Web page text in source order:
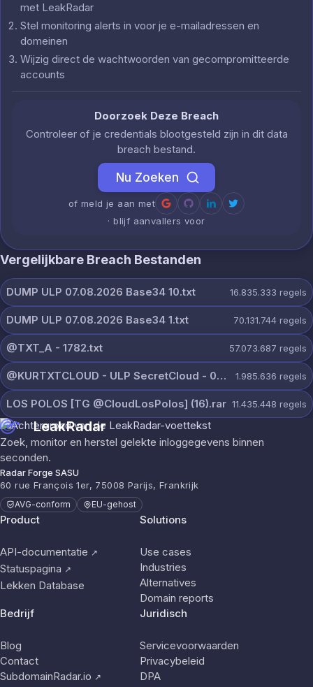
met LeakRadar
Stel monitoring alerts in voor je e-mailadressen en
domeinen
Wijzig direct de wachtwoorden van gecompromitteerde
accounts
Doorzoek Deze Breach
Controleer of je credentials blootgesteld zijn in dit data
breach bestand.
Nu Zoeken
of meld je aan met
· blijf aanvallers voor
Vergelijkbare Breach Bestanden
DUMP ULP 07.08.2026 Base34 10.txt 16.835.333 regels
DUMP ULP 07.08.2026 Base34 1.txt 70.131.744 regels
@TXT_A - 1782.txt 57.073.687 regels
@KURTXTCLOUD - ULP SecretCloud - 07 August 2026.txt 1.985.636 regels
LOS POLOS [TG @CloudLosPolos] (16).rar 11.435.448 regels
LeakRadar
Zoek, monitor en herstel gelekte inloggegevens binnen
seconden.
Radar Forge SASU
60 rue François 1er, 75008 Parijs, Frankrijk
AVG-conform EU-gehost
Product
API-documentatie ↗
Statuspagina ↗
Lekken Database
Solutions
Use cases
Industries
Alternatives
Domain reports
Bedrijf
Blog
Contact
SubdomainRadar.io ↗
Juridisch
Servicevoorwaarden
Privacybeleid
DPA